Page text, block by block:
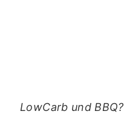
LowCarb und BBQ?